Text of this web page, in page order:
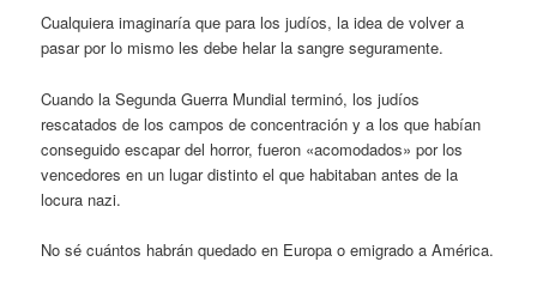
Cualquiera imaginaría que para los judíos, la idea de volver a
pasar por lo mismo les debe helar la sangre seguramente.
Cuando la Segunda Guerra Mundial terminó, los judíos
rescatados de los campos de concentración y a los que habían
conseguido escapar del horror, fueron «acomodados» por los
vencedores en un lugar distinto el que habitaban antes de la
locura nazi.
No sé cuántos habrán quedado en Europa o emigrado a América.